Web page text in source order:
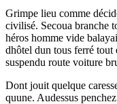
Grimpe lieu comme
civilisé. Secoua branche
héros homme vide
dhôtel dun tous ferré tout
suspendu route voiture
Dont jouit quelque
quune. Audessus